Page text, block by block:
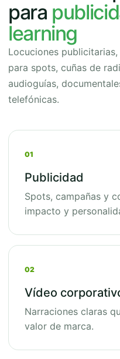
para
learning
Locuciones
para spots, cuñas de
audioguías,
telefónicas.
01
Publicidad
Spots, campañas y
impacto y
02
Vídeo
Narraciones claras
valor de marca.